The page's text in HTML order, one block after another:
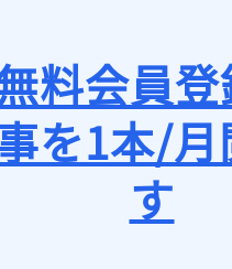
料会員
を1本/
す